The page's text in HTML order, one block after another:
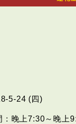
5-24 (四)
：晚上7:30～晚上